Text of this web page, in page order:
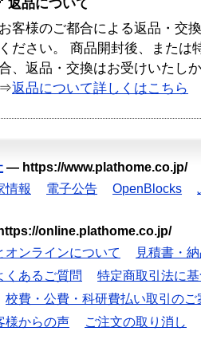
返品について
お客様のご都合による返品・交
ください。 商品開封後、または
、返品・交換はお受けいたし
⇒返品について詳しくはこちら
— https://www.plathome.co.jp/
情報 電子公告 OpenBlocks
https://online.plathome.co.jp/
オンラインについて
見積書・
くあるご質問
特定商取引法に
校費・公費・科研費払い取引のご
様からの声 ご注文の取り消し